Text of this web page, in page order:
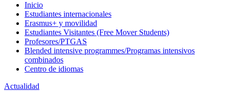
Inicio
Estudiantes internacionales
Erasmus+ y movilidad
Estudiantes Visitantes (Free Mover Students)
Profesores/PTGAS
Blended intensive programmes/Programas intensivos
combinados
Centro de idiomas
Actualidad